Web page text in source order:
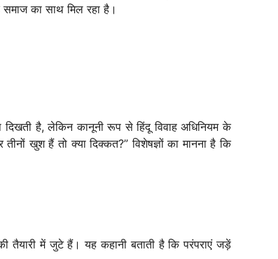
समाज का साथ मिल रहा है।
है, लेकिन कानूनी रूप से हिंदू विवाह अधिनियम के
खुश हैं तो क्या दिक्कत?” विशेषज्ञों का मानना है कि
में जुटे हैं। यह कहानी बताती है कि परंपराएं जड़ें